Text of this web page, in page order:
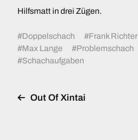
Hilfsmatt in drei Zügen.
#Doppelschach #Frank Richter
#Max Lange #Problemschach
#Schachaufgaben
Out Of Xintai